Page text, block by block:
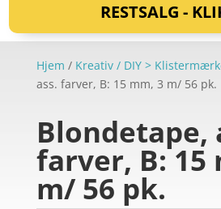
RESTSALG -
Hjem / Kreativ / DIY >
ass. farver, B: 15 mm, 3 m/ 56 pk.
Blondetape,
farver, B: 15
m/ 56 pk.